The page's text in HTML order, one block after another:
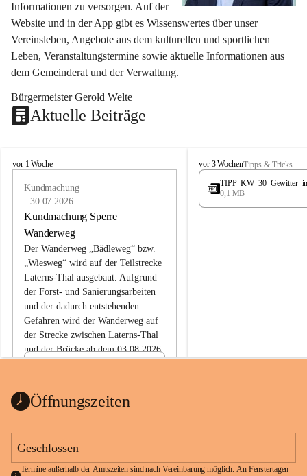
Informationen zu versorgen. Auf der
Website und in der App gibt es Wissenswertes über unser
Vereinsleben, Angebote aus dem kulturellen und sportlichen
Leben, Veranstaltungstermine sowie aktuelle Informationen aus
dem Gemeinderat und der Verwaltung.
Bürgermeister Gerold Welte
Aktuelle Beiträge
L
vor 1 Woche
Kundmachung
30.07.2026
Kundmachung Sperre
Wanderweg
Der Wanderweg „Bädleweg“ bzw.
„Wiesweg“ wird auf der Teilstrecke
Laterns-Thal ausgebaut. Aufgrund
der Forst- und Sanierungsarbeiten
und der dadurch entstehenden
Gefahren wird der Wanderweg auf
der Strecke zwischen Laterns-Thal
und der Brücke ab dem 03.08.2026
ht
1 Seite•0,1 MB
L
a
e
vor 3 WochenTipps & Tricks
0,1 MB
Öffnungszeiten
Geschlossen
Termine außerhalb der Amtszeiten sind nach Vereinbarung möglich. An Fenstertagen